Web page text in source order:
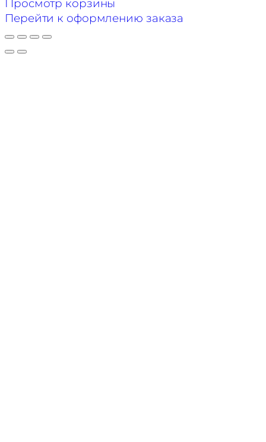
в
корзине
Просмотр корзины
Перейти к оформлению заказа